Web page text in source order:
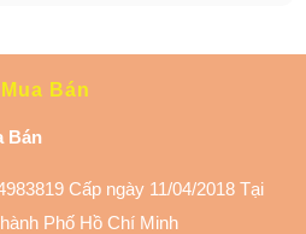
Bán
Bán
Cấp ngày 11/04/2018 Tại
Phố Hồ Chí Minh